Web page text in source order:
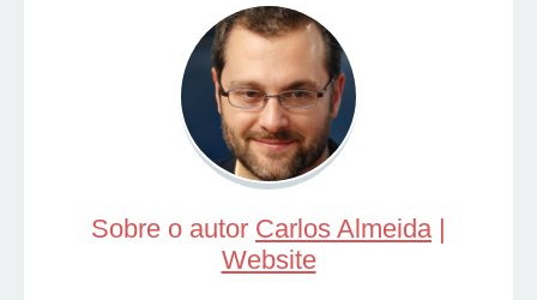
Sobre o autor Carlos Almeida|
Website